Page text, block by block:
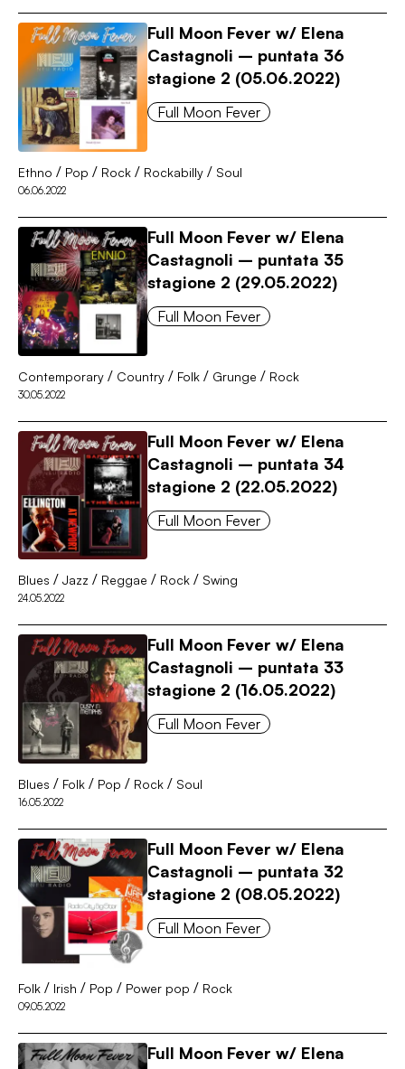
Full Moon Fever w/ Elena
Castagnoli – puntata 36
stagione 2 (05.06.2022)
Full Moon Fever
Ethno / Pop / Rock / Rockabilly / Soul
06.06.2022
Full Moon Fever w/ Elena
Castagnoli – puntata 35
stagione 2 (29.05.2022)
Full Moon Fever
Contemporary / Country / Folk / Grunge / Rock
30.05.2022
Full Moon Fever w/ Elena
Castagnoli – puntata 34
stagione 2 (22.05.2022)
Full Moon Fever
Blues / Jazz / Reggae / Rock / Swing
24.05.2022
Full Moon Fever w/ Elena
Castagnoli – puntata 33
stagione 2 (16.05.2022)
Full Moon Fever
Blues / Folk / Pop / Rock / Soul
16.05.2022
Full Moon Fever w/ Elena
Castagnoli – puntata 32
stagione 2 (08.05.2022)
Full Moon Fever
Folk / Irish / Pop / Power pop / Rock
09.05.2022
Full Moon Fever w/ Elena